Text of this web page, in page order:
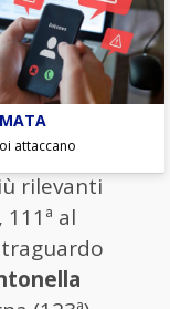
nella
rispetto
le prime
la
rilevanti
al
attaccano